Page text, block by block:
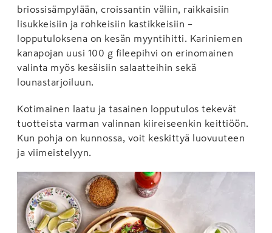
briossisämpylään, croissantin väliin, raikkaisiin
lisukkeisiin ja rohkeisiin kastikkeisiin –
lopputuloksena on kesän myyntihitti. Kariniemen
kanapojan uusi 100 g fileepihvi on erinomainen
valinta myös kesäisiin salaatteihin sekä
lounastarjoiluun.
Kotimainen laatu ja tasainen lopputulos tekevät
tuotteista varman valinnan kiireiseenkin keittiöön.
Kun pohja on kunnossa, voit keskittyä luovuuteen
ja viimeistelyyn.